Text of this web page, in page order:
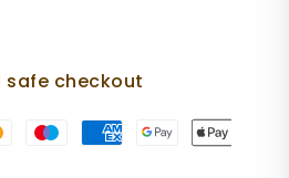
safe checkout